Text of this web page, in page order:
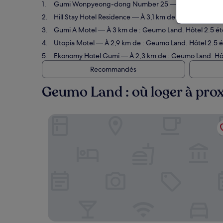
Gumi Wonpyeong-dong Number 25— À 3 km de :
Hill Stay Hotel Residence— À 3,1 km de : Geumo
Gumi A Motel— À 3 km de : Geumo Land. Hôtel 2.5
Utopia Motel— À 2,9 km de : Geumo Land. Hôtel 2.5
Ekonomy Hotel Gumi— À 2,3 km de : Geumo Land.
Recommandés
Geumo Land : où loger à